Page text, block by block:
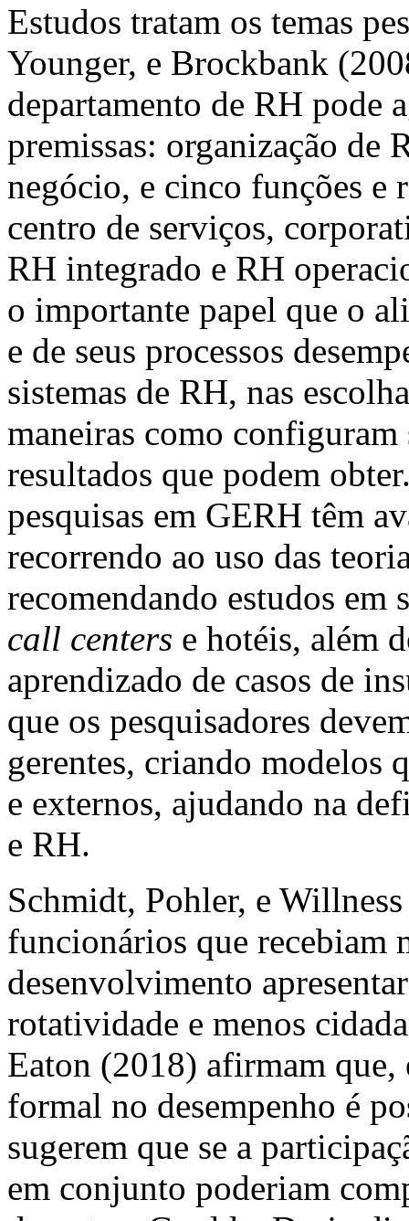
Estudos tratam os temas
Younger, e Brockbank
departamento de RH pode
premissas: organização de
negócio, e cinco funções e
centro de serviços,
RH integrado e RH
o importante papel que o
e de seus processos
sistemas de RH, nas
maneiras como configuram
resultados que podem
pesquisas em GERH têm
recorrendo ao uso das
recomendando estudos em
call centers e hotéis, além
aprendizado de casos de
que os pesquisadores
gerentes, criando modelos
e externos, ajudando na
e RH.
Schmidt, Pohler, e
funcionários que recebiam
desenvolvimento
rotatividade e menos
Eaton (2018) afirmam que,
formal no desempenho é
sugerem que se a
em conjunto poderiam